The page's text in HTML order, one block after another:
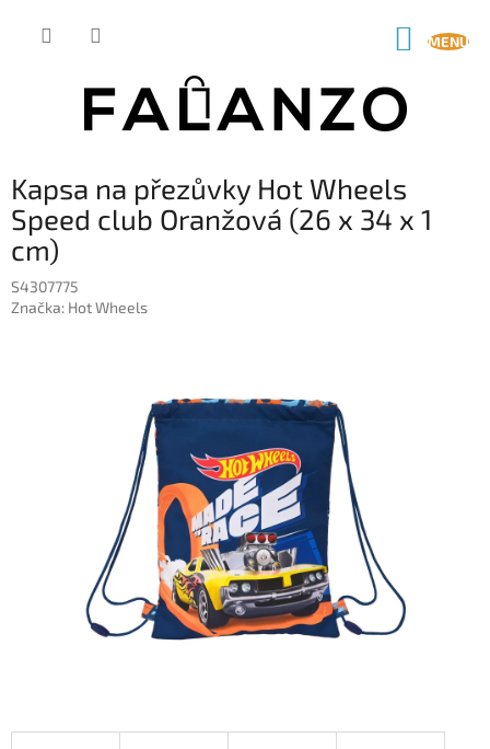
Kapsa na přezůvky Hot Wheels
Speed club Oranžová (26 x 34 x 1
cm)
S4307775
Značka: Hot Wheels